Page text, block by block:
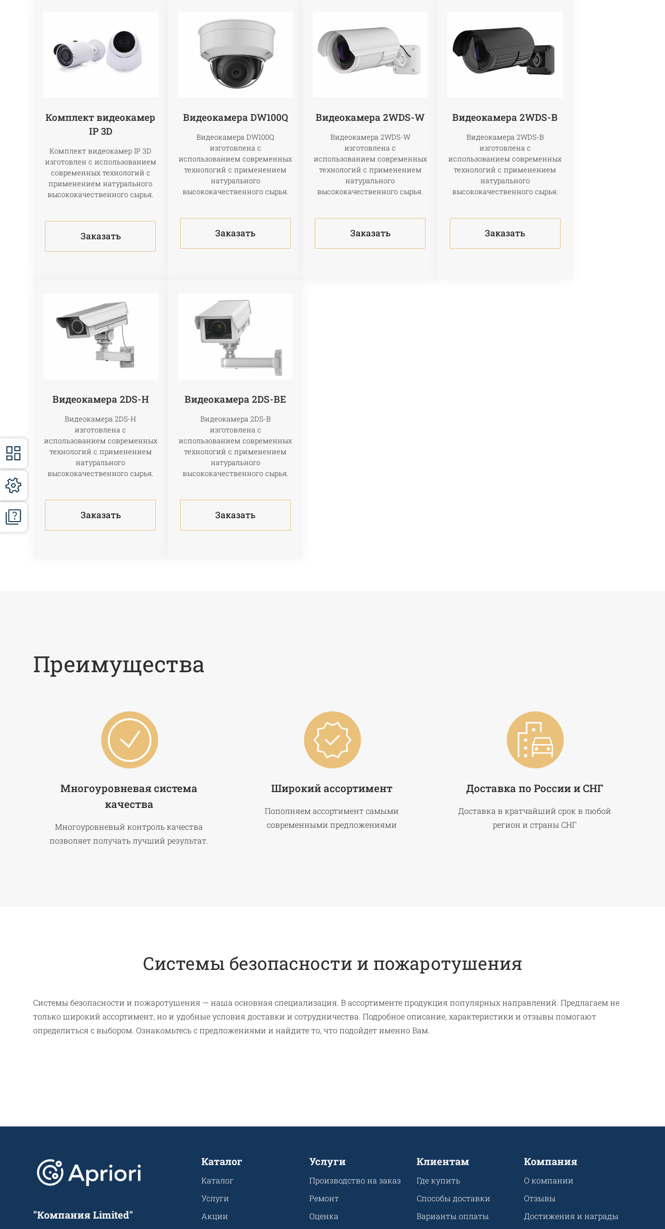
Комплект видеокамер
IP 3D
Комплект видеокамер IP 3D
изготовлен с использованием
современных технологий с
применением натурального
высококачественного сырья.
Заказать
Видеокамера DW100Q
Видеокамера DW100Q
изготовлена с
использованием современных
технологий с применением
натурального
высококачественного сырья.
Заказать
Видеокамера 2WDS-W
Видеокамера 2WDS-W
изготовлена с
использованием современных
технологий с применением
натурального
высококачественного сырья.
Заказать
Видеокамера 2WDS-B
Видеокамера 2WDS-B
изготовлена с
использованием современных
технологий с применением
натурального
высококачественного сырья.
Заказать
Видеокамера 2DS-H
Видеокамера 2DS-H
изготовлена с
использованием современных
технологий с применением
натурального
высококачественного сырья.
Заказать
Видеокамера 2DS-BE
Видеокамера 2DS-B
изготовлена с
использованием современных
технологий с применением
натурального
высококачественного сырья.
Заказать
Преимущества
Многоуровневая система
качества
Многоуровневый контроль качества
позволяет получать лучший результат.
Широкий ассортимент
Пополняем ассортимент самыми
современными предложениями
Доставка по России и СНГ
Доставка в кратчайший срок в любой
регион и страны СНГ
Системы безопасности и пожаротушения
Системы безопасности и пожаротушения — наша основная специализация. В ассортименте продукция популярных направлений. Предлагаем не
только широкий ассортимент, но и удобные условия доставки и сотрудничества. Подробное описание, характеристики и отзывы помогают
определиться с выбором. Ознакомьтесь с предложениями и найдите то, что подойдет именно Вам.
"Компания Limited"
Каталог
Каталог
Услуги
Акции
Услуги
Производство на заказ
Ремонт
Оценка
Клиентам
Где купить
Способы доставки
Варианты оплаты
Компания
О компании
Отзывы
Достижения и награды